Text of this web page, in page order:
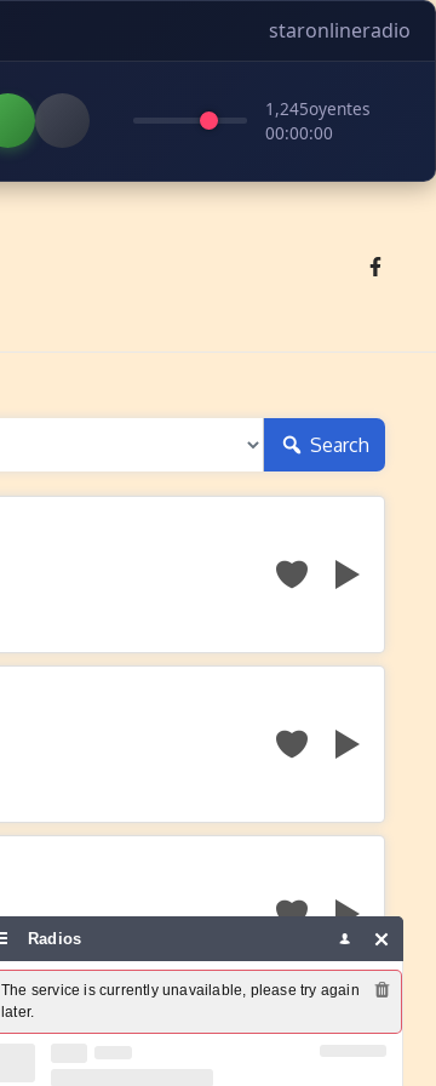
staronlineradio
1,245oyentes
00:00:00
Search
Radios
The service is currently unavailable, please try again
later.